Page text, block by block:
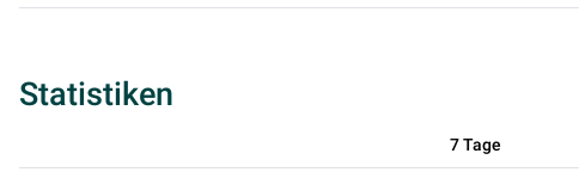
Statistiken
7 Tage